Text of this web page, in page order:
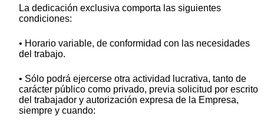
La dedicación exclusiva comporta las siguientes
condiciones:
• Horario variable, de conformidad con las necesidades
del trabajo.
• Sólo podrá ejercerse otra actividad lucrativa, tanto de
carácter público como privado, previa solicitud por escrito
del trabajador y autorización expresa de la Empresa,
siempre y cuando: